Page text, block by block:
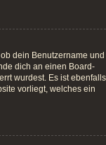
dein Benutzername und
dich an einen Board-
wurdest. Es ist ebenfalls
vorliegt, welches ein